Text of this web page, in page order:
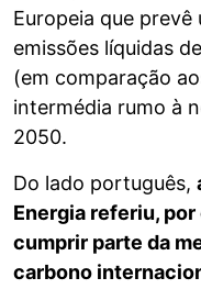
Europeia que prevê
emissões líquidas
(em comparação
intermédia rumo à
2050.
Do lado português,
Energia referiu,
cumprir parte da
carbono